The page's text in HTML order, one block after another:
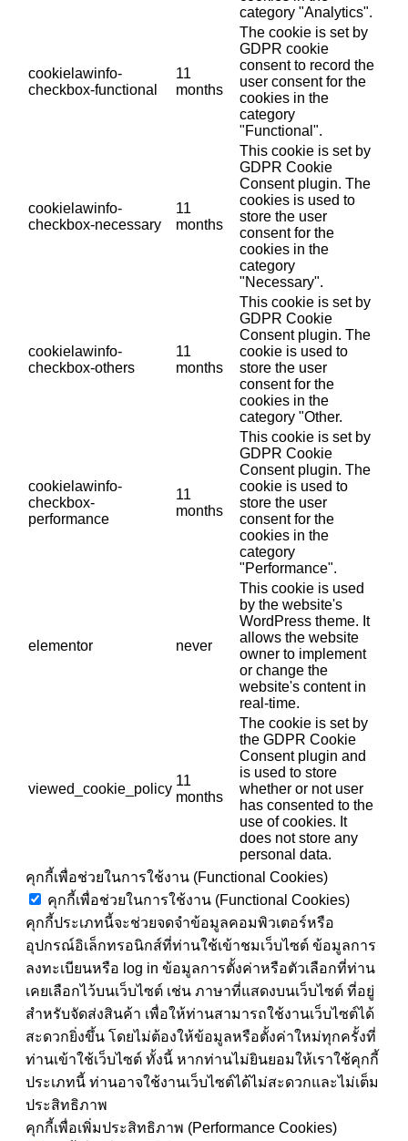
category "Analytics".
cookielawinfo-
checkbox-functional
11
months
The cookie is set by
GDPR cookie
consent to record the
user consent for the
cookies in the
category
"Functional".
cookielawinfo-
checkbox-necessary
11
months
This cookie is set by
GDPR Cookie
Consent plugin. The
cookies is used to
store the user
consent for the
cookies in the
category
"Necessary".
cookielawinfo-
checkbox-others
11
months
This cookie is set by
GDPR Cookie
Consent plugin. The
cookie is used to
store the user
consent for the
cookies in the
category "Other.
cookielawinfo-
checkbox-
performance
11
months
This cookie is set by
GDPR Cookie
Consent plugin. The
cookie is used to
store the user
consent for the
cookies in the
category
"Performance".
elementor never
This cookie is used
by the website's
WordPress theme. It
allows the website
owner to implement
or change the
website's content in
real-time.
viewed_cookie_policy
11
months
The cookie is set by
the GDPR Cookie
Consent plugin and
is used to store
whether or not user
has consented to the
use of cookies. It
does not store any
personal data.
คุกกี้เพื่อช่วยในการใช้งาน (Functional Cookies)
คุกกี้เพื่อช่วยในการใช้งาน (Functional Cookies)
คุกกี้ประเภทนี้จะช่วยจดจำข้อมูลคอมพิวเตอร์หรือ
อุปกรณ์อิเล็กทรอนิกส์ที่ท่านใช้เข้าชมเว็บไซต์ ข้อมูลการ
ลงทะเบียนหรือ log in ข้อมูลการตั้งค่าหรือตัวเลือกที่ท่าน
เคยเลือกไว้บนเว็บไซต์ เช่น ภาษาที่แสดงบนเว็บไซต์ ที่อยู่
สำหรับจัดส่งสินค้า เพื่อให้ท่านสามารถใช้งานเว็บไซต์ได้
สะดวกยิ่งขึ้น โดยไม่ต้องให้ข้อมูลหรือตั้งค่าใหม่ทุกครั้งที่
ท่านเข้าใช้เว็บไซต์ ทั้งนี้ หากท่านไม่ยินยอมให้เราใช้คุกกี้
ประเภทนี้ ท่านอาจใช้งานเว็บไซต์ได้ไม่สะดวกและไม่เต็ม
ประสิทธิภาพ
คุกกี้เพื่อเพิ่มประสิทธิภาพ (Performance Cookies)